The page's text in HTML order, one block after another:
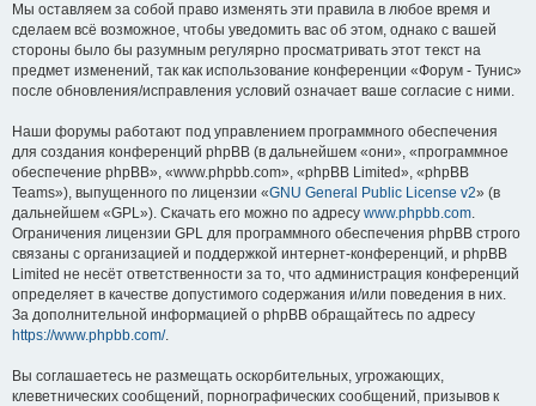
Мы оставляем за собой право изменять эти правила в любое время и
сделаем всё возможное, чтобы уведомить вас об этом, однако с вашей
стороны было бы разумным регулярно просматривать этот текст на
предмет изменений, так как использование конференции «Форум - Тунис»
после обновления/исправления условий означает ваше согласие с ними.
Наши форумы работают под управлением программного обеспечения
для создания конференций phpBB (в дальнейшем «они», «программное
обеспечение phpBB», «www.phpbb.com», «phpBB Limited», «phpBB
Teams»), выпущенного по лицензии «GNU General Public License v2» (в
дальнейшем «GPL»). Скачать его можно по адресу www.phpbb.com.
Ограничения лицензии GPL для программного обеспечения phpBB строго
связаны с организацией и поддержкой интернет-конференций, и phpBB
Limited не несёт ответственности за то, что администрация конференций
определяет в качестве допустимого содержания и/или поведения в них.
За дополнительной информацией о phpBB обращайтесь по адресу
https://www.phpbb.com/.
Вы соглашаетесь не размещать оскорбительных, угрожающих,
клеветнических сообщений, порнографических сообщений, призывов к